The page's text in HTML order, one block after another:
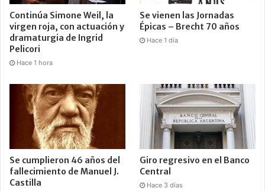
Continúa Simone Weil, la
virgen roja, con actuación y
dramaturgia de Ingrid
Pelicori
Hace 1 hora
Se vienen las Jornadas
Épicas – Brecht 70 años
Hace 1 día
Se cumplieron 46 años del
fallecimiento de Manuel J.
Castilla
Giro regresivo en el Banco
Central
Hace 3 días